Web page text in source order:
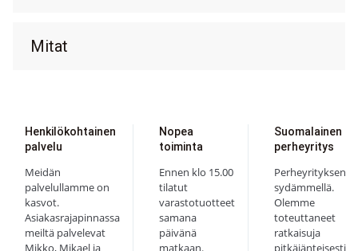
Mitat
Henkilökohtainen
palvelu
Meidän
palvelullamme on
kasvot.
Asiakasrajapinnassa
meiltä palvelevat
Mikko, Mikael ja
Nopea
toiminta
Ennen klo 15.00
tilatut
varastotuotteet
samana
päivänä
matkaan.
Suomalainen
perheyritys
Perheyrityksen
sydämmellä.
Olemme
toteuttaneet
ratkaisuja
pitkäjänteisesti